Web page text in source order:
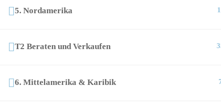
5. Nordamerika
T2 Beraten und Verkaufen
6. Mittelamerika & Karibik